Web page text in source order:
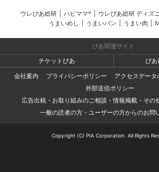
ウレぴあ総研 ハピママ* ウレぴあ総研 ディズ
うまいめし
うまいパン うまい肉
ぴあ関連サイト
チケットぴあ
ぴあ
会社案内
プライバシーポリシー
アクセスデー
外部送信ポリシー
広告出稿・お取り組みのご相談・情報掲載・その
一般の読者の方・ユーザーの方からのお問
Copyright (C) PIA Corporation. All Rights